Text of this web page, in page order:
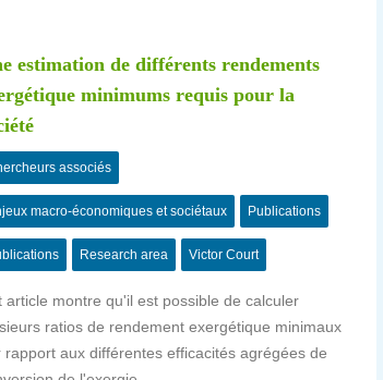
estimation de différents rendements
minimums requis pour la
associés
macro-économiques et sociétaux Publications
Research area Victor Court
article montre qu'il est possible de calculer
ratios de rendement exergétique minimaux
rapport aux différentes efficacités agrégées de